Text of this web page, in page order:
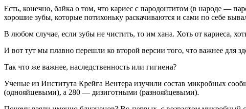
Есть, конечно, байка о том, что кариес с пародонтитом (в народе —
хорошие зубы, которые потихоньку раскачиваются и сами по себе
В любом случае, если зубы не чистить, то им хана. Хоть от кариеса,
И вот тут мы плавно перешли ко второй версии того, что важнее для
Так что же важнее, наследственность или гигиена?
Ученые из Института Крейга Вентера изучили состав микробных
(однояйцевыми), а 280 — дизиготными (разнояйцевыми).